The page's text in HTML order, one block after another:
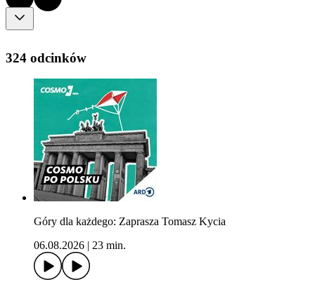
324 odcinków
Góry dla każdego: Zaprasza Tomasz Kycia
06.08.2026
23 min.